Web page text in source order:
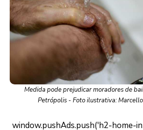
Medida pode prejudicar moradores de
Petrópolis - Foto ilustrativa: